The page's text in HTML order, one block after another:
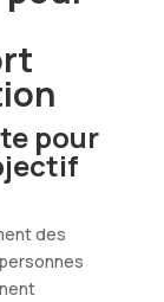
pour
des